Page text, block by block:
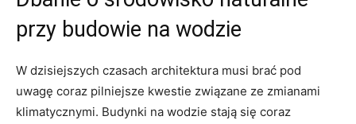
przy ‍budowie na wodzie
W dzisiejszych czasach architektura musi brać pod
uwagę coraz pilniejsze​ kwestie związane ze zmianami
klimatycznymi. Budynki na ‌wodzie​ stają się coraz⁢